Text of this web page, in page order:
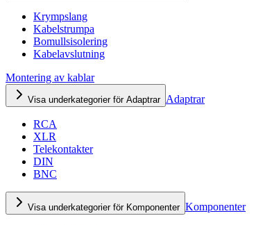
Krympslang
Kabelstrumpa
Bomullsisolering
Kabelavslutning
Montering av kablar
Visa underkategorier för Adaptrar Adaptrar
RCA
XLR
Telekontakter
DIN
BNC
Visa underkategorier för Komponenter Komponenter